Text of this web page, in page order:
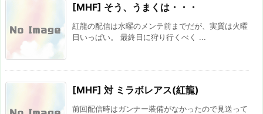
[MHF] そう、うまくは・・・
紅龍の配信は水曜のメンテ前までだが、実質は火曜
日いっぱい。 最終日に狩り行くべく ...
[MHF] 対 ミラボレアス(紅龍)
前回配信時はガンナー装備がなかったので見送って